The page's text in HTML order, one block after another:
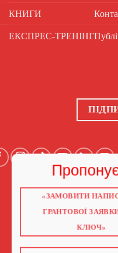
КНИГИ
ЕКСПРЕС-ТРЕНІНГ
ГОЛОВНА
ГРАНТИ 2026
НАВЧАННЯ
«ЗАМОВИТИ
ГРАНТОВОЇ
КЛЮЧ»